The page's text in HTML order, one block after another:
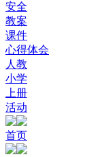
安全
教案
课件
心得体会
人教
小学
上册
活动
首页